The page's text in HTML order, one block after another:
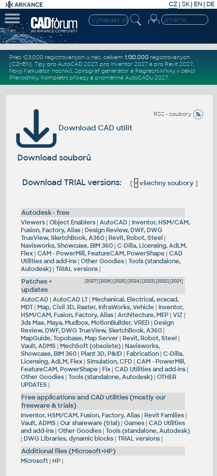
CZ | SK| EN | DE
Přes 123.000 registrovaných u nás, celkem 1.130.000registrovaných
(CZ+EN). Tipy pro AutoCAD 2027, pro Inventor 2027a pro Revit 2027.
Nový Kalkulátor nosníků, Spirograf generátor a Regresní křivkyv sekci
Převodníky. Kompletní příkazya proměnné AutoCADu 2027.
RSS - soubory
Download CAD utilit
Download souborů
Download TRIAL versions: [ + všechny soubory]
Autodesk - free
Viewers| Object Enablers| AutoCAD | Inventor, HSM/CAM,
Fusion, Factory, Alias| Design Review, DWF, DWG
TrueView, SketchBook, A360| Revit, Robot, Steel |
Navisworks, Showcase, BIM 360| C-Dilla, Licensing, AdLM,
Flex| CAM - PowerMill, FeatureCAM, PowerShape| CAD
Utilities and add-ins| Other Goodies| Tools (standalone,
Autodesk)| TRIAL versions|
[2027] [2026] [2025] [2024] [2023] [2022] [2021]
Patches +
updates
AutoCAD | AutoCAD LT| Mechanical, Electrical, ecscad,
MDT| Map, Civil 3D, Raster, InfraWorks, Vehicle| Inventor,
HSM/CAM, Fusion, Factory, Alias| Architecture, MEP| VIZ|
3ds Max, Maya, Mudbox, MotionBuilder, VRED | Design
Review, DWF, DWG TrueView, SketchBook, A360|
MapGuide, Topobase, Map Server| Revit, Robot, Steel |
Vault, ADMS | MechSoft (obsolete)| Navisworks,
Showcase, BIM 360| Plant 3D, P&ID | Fabrication| C-Dilla,
Licensing, AdLM, Flex| Simulation, CFD | CAM - PowerMill,
FeatureCAM, PowerShape| Fix| CAD Utilities and add-ins|
Other Goodies| Tools (standalone, Autodesk)| OTHER
UPDATES |
Free applications and CAD utilities (mostly our
freeware & trials)
Inventor, HSM/CAM, Fusion, Factory, Alias| Revit Families|
Vault, ADMS | Our shareware (trial)| Games| CAD Utilities
and add-ins| Other Goodies| Tools (standalone, Autodesk)
| DWG Libraries, dynamic blocks| TRIAL versions|
Additional files (Microsoft+HP)
Microsoft| HP|